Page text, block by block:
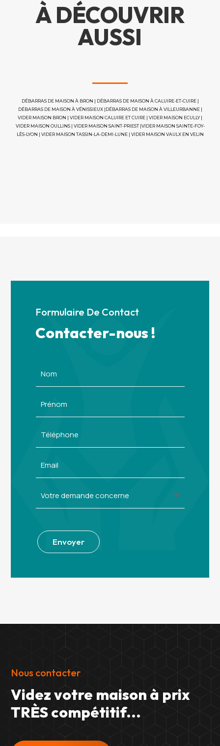
À DÉCOUVRIR
AUSSI
DÉBARRAS DE MAISON À BRON | DÉBARRAS DE MAISON À CALUIRE-ET-CUIRE|
DÉBARRAS DE MAISON À VÉNISSIEUX|DÉBARRAS DE MAISON À VILLEURBANNE|
VIDER MAISON BRON | VIDER MAISON CALUIRE ET CUIRE | VIDER MAISON ECULLY|
VIDER MAISON OULLINS| VIDER MAISON SAINT-PRIEST|VIDER MAISON SAINTE-FOY-
LÈS-LYON | VIDER MAISON TASSIN-LA-DEMI-LUNE| VIDER MAISON VAULX EN VELIN
Formulaire De Contact
Contacter-nous !
Envoyer
Nous contacter
Videz votre maison à prix
TRÈS compétitif...